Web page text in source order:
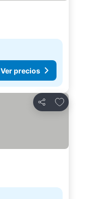
Ver precios
Compartir
Agregar a